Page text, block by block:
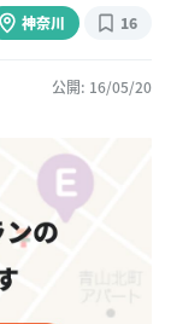
神奈川 16
公開: 16/05/20